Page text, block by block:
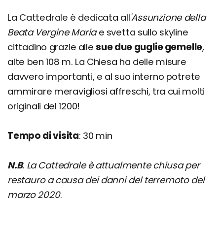
La Cattedrale è dedicata all'Assunzione della
Beata Vergine Mariae svetta sullo skyline
cittadino grazie allesue due guglie gemelle,
alte ben 108 m. La Chiesa ha delle misure
davvero importanti, e al suo interno potrete
ammirare meravigliosi affreschi, tra cui molti
originali del 1200!
Tempo di visita: 30 min
N.B. La Cattedrale è attualmente chiusa per
restauro a causa dei danni del terremoto del
marzo 2020.